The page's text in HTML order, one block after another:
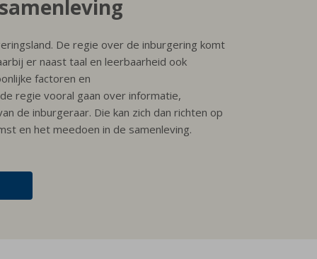
De regie over de inburgering komt
er naast taal en leerbaarheid ook
factoren en
regie vooral gaan over informatie,
de inburgeraar. Die kan zich dan richten op
en het meedoen in de samenleving.